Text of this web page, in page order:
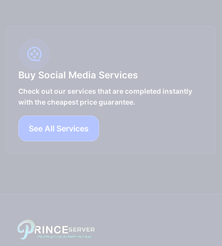
Buy Social Media Services
Check out our services that are completed instantly
with the cheapest price guarantee.
See All Services